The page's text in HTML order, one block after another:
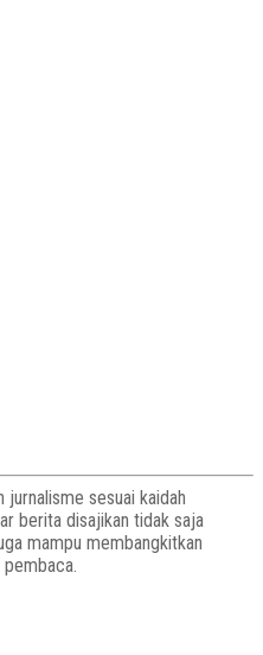
jurnalisme sesuai kaidah
berita disajikan tidak saja
mampu membangkitkan